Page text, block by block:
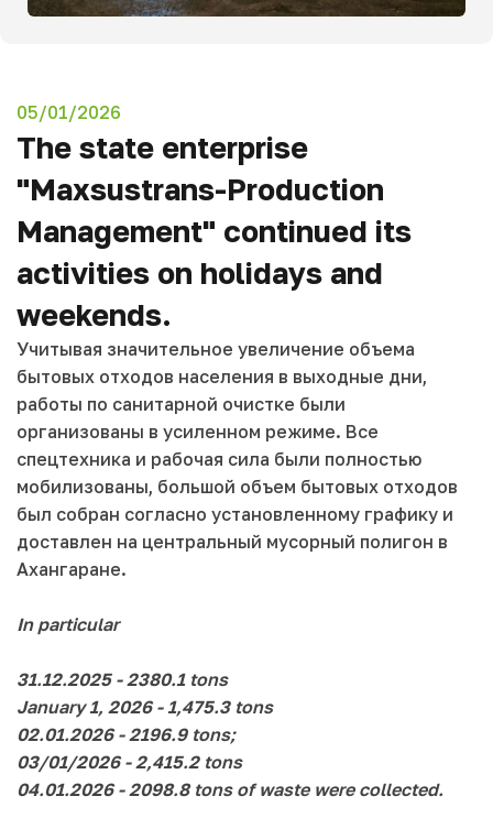
05/01/2026
The state enterprise
"Maxsustrans-Production
Management" continued its
activities on holidays and
weekends.
Учитывая значительное увеличение объема
бытовых отходов населения в выходные дни,
работы по санитарной очистке были
организованы в усиленном режиме. Все
спецтехника и рабочая сила были полностью
мобилизованы, большой объем бытовых отходов
был собран согласно установленному графику и
доставлен на центральный мусорный полигон в
Ахангаране.
In particular
31.12.2025 - 2380.1 tons
January 1, 2026 - 1,475.3 tons
02.01.2026 - 2196.9 tons;
03/01/2026 - 2,415.2 tons
04.01.2026 - 2098.8 tons of waste were collected.